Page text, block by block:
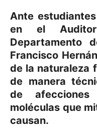
Ante
en el
Departamento
Francisco
de la naturaleza
de manera
de
moléculas que
causan.